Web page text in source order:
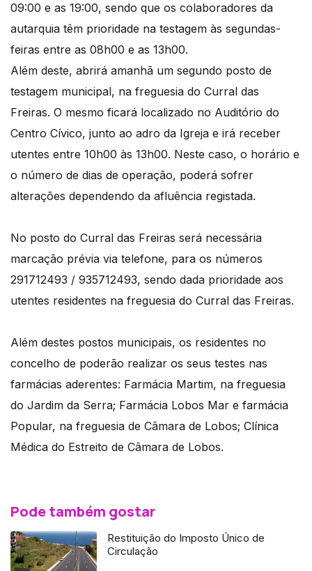
09:00 e as 19:00, sendo que os colaboradores da
autarquia têm prioridade na testagem às segundas-
feiras entre as 08h00 e as 13h00.
Além deste, abrirá amanhã um segundo posto de
testagem municipal, na freguesia do Curral das
Freiras. O mesmo ficará localizado no Auditório do
Centro Cívico, junto ao adro da Igreja e irá receber
utentes entre 10h00 às 13h00. Neste caso, o horário e
o número de dias de operação, poderá sofrer
alterações dependendo da afluência registada.
No posto do Curral das Freiras será necessária
marcação prévia via telefone, para os números
291712493 / 935712493, sendo dada prioridade aos
utentes residentes na freguesia do Curral das Freiras.
Além destes postos municipais, os residentes no
concelho de poderão realizar os seus testes nas
farmácias aderentes: Farmácia Martim, na freguesia
do Jardim da Serra; Farmácia Lobos Mar e farmácia
Popular, na freguesia de Câmara de Lobos; Clínica
Médica do Estreito de Câmara de Lobos.
Pode também gostar
Restituição do Imposto Único de
Circulação